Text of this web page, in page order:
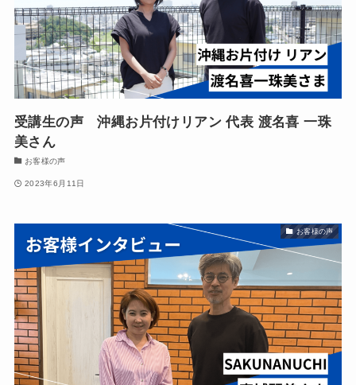
受講生の声 沖縄お片付けリアン 代表 渡名喜 一珠
美さん
お客様の声
2023年6月11日
お客様の声